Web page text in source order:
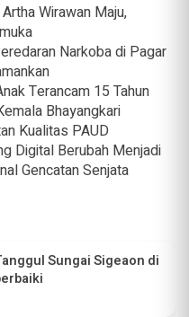
Wirawan Maju,
Narkoba di Pagar
Terancam 15 Tahun
Bhayangkari
Kualitas PAUD
Digital Berubah Menjadi
Gencatan Senjata
Sungai Sigeaon di